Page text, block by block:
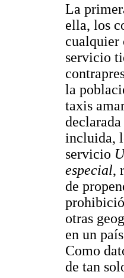
La
ella, los
cualquier
servicio
la
taxis
incluida,
servicio
especial,
de
otras
en un
Como
de tan